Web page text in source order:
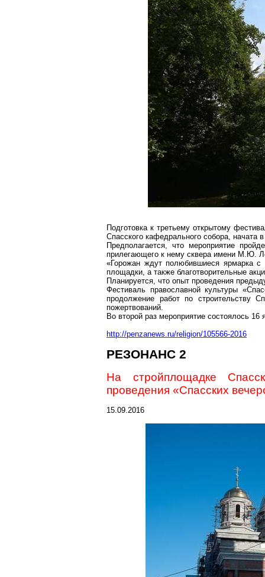
Подготовка к третьему открытому
Спасского кафедрального собора, начата
Предполагается, что мероприятие
прилегающего к нему сквера имени М.Ю.
«Горожан ждут полюбившиеся ярмарка с
площадки, а также благотворительные
Планируется, что опыт проведения
Фестиваль православной культуры
продолжение работ по строительству
пожертвований.
Во второй раз мероприятие состоялось
http://penzanews.ru/religion/105566-2016
РЕЗОНАНС 2
На стройплощадке
проведения «Спасских
15.09.2016